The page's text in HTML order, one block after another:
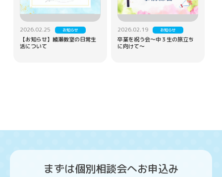
2026.02.25 お知らせ
【お知らせ】綾瀬教室の日常生
活について
2026.02.19 お知らせ
卒業を祝う会～中３生の旅立ち
に向けて～
まずは個別相談会へお申込み